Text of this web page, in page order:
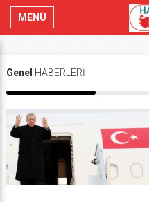
MENÜ
Genel HABERLERİ